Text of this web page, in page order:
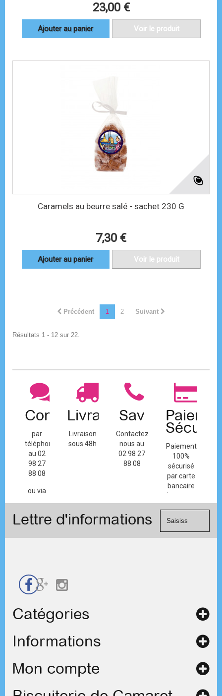
23,00 €
Ajouter au panier Voir le produit
Caramels au beurre salé - sachet 230 G
7,30 €
Ajouter au panier Voir le produit
Précédent 1 2 Suivant
Résultats 1 - 12 sur 22.
Contact
par
téléphone
au 02
98 27
88 08
ou via
de
Livraison
Livraison
sous 48h
Sav
Contactez-
nous au
02 98 27
88 08
Paiement
100%
sécurisé
par carte
bancaire
(Mastercard,
Visa, ...) et
Lettre d'informations
Catégories
Informations
Mon compte